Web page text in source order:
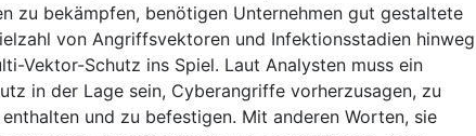
zu bekämpfen, benötigen Unternehmen gut gestaltete
von Angriffsvektoren und Infektionsstadien hinweg
Vektor-Schutz ins Spiel. Laut Analysten muss ein
in der Lage sein, Cyberangriffe vorherzusagen, zu
und zu befestigen. Mit anderen Worten, sie